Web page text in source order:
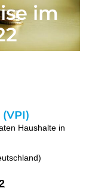
im
Haushalte in